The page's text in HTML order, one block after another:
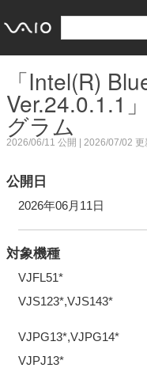
「Intel(R)
Ver.24.0.1.1
グラム
2026/06/11 公開 | 2026/07/02 更
公開日
2026年06月11日
対象機種
VJFL51*
VJS123*,VJS143*
VJPG13*,VJPG14*
VJPJ13*